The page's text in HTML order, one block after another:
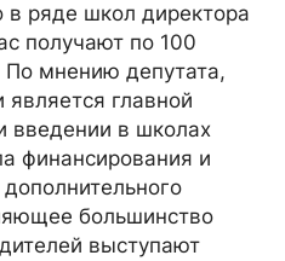
ряде школ директора
получают по 100
мнению депутата,
является главной
введении в школах
финансирования и
большинство
выступают